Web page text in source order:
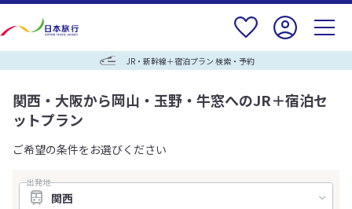
JR・新幹線＋宿泊プラン 検索・予約
関西・大阪から岡山・玉野・牛窓へのJR＋宿泊セ
ットプラン
ご希望の条件をお選びください
出発地